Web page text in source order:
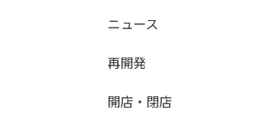
ニュース
再開発
開店・閉店